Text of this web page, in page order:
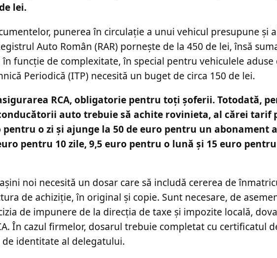
lei.
punerea în circulație a unui vehicul presupune și
Auto Român (RAR) pornește de la 450 de lei, însă
funcție de complexitate, în special pentru vehiculele aduse
Periodică (ITP) necesită un buget de circa 150 de lei.
RCA, obligatorie pentru toți șoferii. Totodată,
auto trebuie să achite rovinieta, al cărei tarif
o zi și ajunge la 50 de euro pentru un abonament
pentru 10 zile, 9,5 euro pentru o lună și 15 euro
noi necesită un dosar care să includă cererea de
de achiziție, în original și copie. Sunt necesare, de
de impunere de la direcția de taxe și impozite locală,
În cazul firmelor, dosarul trebuie completat cu certificatul
identitate al delegatului.